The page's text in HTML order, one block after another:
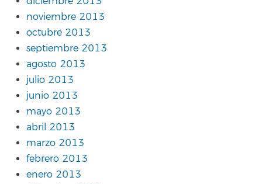
noviembre 2013
octubre 2013
septiembre 2013
agosto 2013
julio 2013
junio 2013
mayo 2013
abril 2013
marzo 2013
febrero 2013
enero 2013